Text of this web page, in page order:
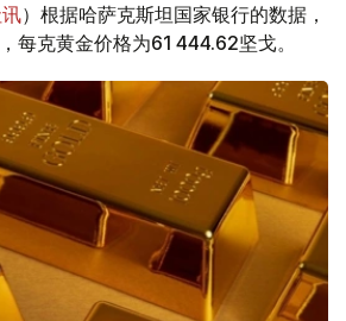
）根据哈萨克斯坦国家银行的数据，
每克黄金价格为61 444.62坚戈。